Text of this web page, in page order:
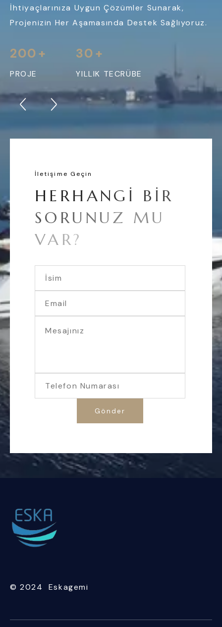
İhtiyaçlarınıza Uygun Çözümler Sunarak,
Projenizin Her Aşamasında Destek Sağlıyoruz.
200+
PROJE
30+
YILLIK TECRÜBE
İletişime Geçin
H E RH ANG I B I R
S O RU NU Z MU
VA R?
© 2024 Eskagemi